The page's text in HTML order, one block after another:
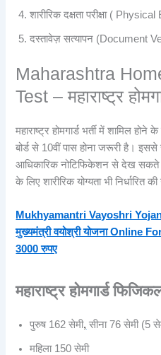
शारीरिक दक्षता परीक्षा (
दस्तावेज़ सत्यापन (Document
Maharashtra
Test – महाराष्ट्र
महाराष्ट्र होमगार्ड भर्ती में शामिल होने
बोर्ड से 10वीं पास होना जरूरी है।
आधिकारिक नोटिफिकेशन से देख सकते
के लिए शारीरिक योग्यता भी
Mukhyamantri Vayoshri
मुख्यमंत्री वयोश्री योजना Online
3000 रुपए
महाराष्ट्र होमगार्ड
पुरुष 162 सेमी, सीना 76 सेमी (5
महिला 150 सेमी